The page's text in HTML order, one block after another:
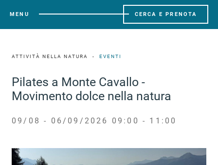
MENU CERCA E PRENOTA
ATTIVITÀ NELLA NATURA EVENTI
Pilates a Monte Cavallo -
Movimento dolce nella natura
09/08 - 06/09/2026 09:00 - 11:00